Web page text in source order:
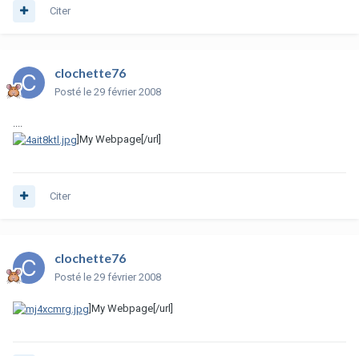
Citer
clochette76
Posté le 29 février 2008
....
]My Webpage[/url]
Citer
clochette76
Posté le 29 février 2008
]My Webpage[/url]